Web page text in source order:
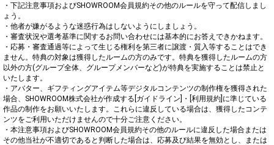
・下記注意事項およびSHOWROOM会員規約その他のルールを守って配信しまし
ょう。
・他者が嫌がるような迷惑行為はしないようにしましょう。
・審査状況や選考基準に関するお問い合わせには基本的にお答えできかねます。
・応募・審査通過等によって生じる権利を第三者に譲渡・質入等することはでき
ません。特典の対象は獲得したルームの方のみです。特典を獲得したルームの方
以外の方(グループ全体、グループメンバーなど)が特典を実施することは禁止と
いたします。
・アバター、ギフティングアイテム等デジタルコンテンツの制作権を獲得された
場合、SHOWROOM株式会社が作成する[ガイドライン]・[利用規約]に準じている
作品の制作をお願いいたします。これらに違反している場合は、獲得したコンテ
ンツをご利用いただけませんので十分ご注意ください。
・本注意事項およびSHOWROOM会員規約その他のルールに違反した場合または
その他当社が不適切であると判断した場合は、応募及び結果を無効とし、または